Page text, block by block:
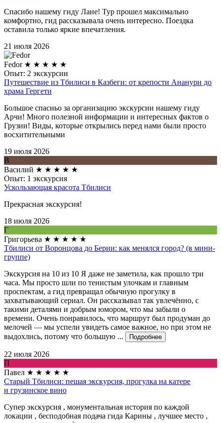
Спасибо нашему гиду Лане! Тур прошел максимально
комфортно, гид рассказывала очень интересно. Поездка
оставила только яркие впечатления.
21 июля 2026
Fedor ★ ★ ★ ★ ★
Опыт: 2 экскурсии
Путешествие из Тбилиси в Казбеги: от крепости Ананури до
храма Гергети
Большое спасиьо за организацию экскурсии нашему гиду
Арчи! Много полезной информации и интересных фактов о
Грузии! Виды, которые открылись перед нами были просто
восхитительными
19 июля 2026
В
Василий ★ ★ ★ ★ ★
Опыт: 1 экскурсия
Ускользающая красота Тбилиси
Прекрасная экскурсия!
18 июля 2026
Г
Григорьева ★ ★ ★ ★ ★
Тбилиси от Воронцова до Берии: как менялся город? (в мини-
группе)
Экскурсия на 10 из 10 Я даже не заметила, как прошло три
часа. Мы просто шли по тенистым улочкам и главным
проспектам, а гид превращал обычную прогулку в
захватывающий сериал. Он рассказывал так увлечённо, с
такими деталями и добрым юмором, что мы забыли о
времени. Очень понравилось, что маршрут был продуман до
мелочей — мы успели увидеть самое важное, но при этом не
выдохлись, потому что большую ...
Подробнее
22 июля 2026
П
Павел ★ ★ ★ ★ ★
Старый Тбилиси: пешая экскурсия, прогулка на катере
и грузинское вино
Супер экскурсия , монументальная история по каждой
локации , бесподобная подача гида Карины , лучшее место ,